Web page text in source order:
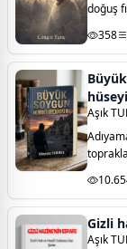
doğuş
358
Aşık
kraliyet
Gizli
Aşık